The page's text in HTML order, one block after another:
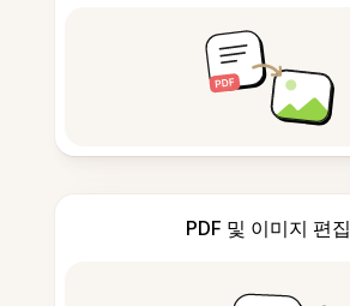
PDF 및 이미지 편집